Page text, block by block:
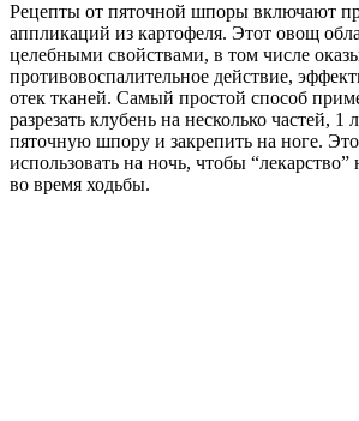
Рецепты от пяточной шпоры включают
аппликаций из картофеля. Этот овощ
целебными свойствами, в том числе
противовоспалительное действие,
отек тканей. Самый простой способ
разрезать клубень на несколько частей,
пяточную шпору и закрепить на ноге.
использовать на ночь, чтобы
во время ходьбы.